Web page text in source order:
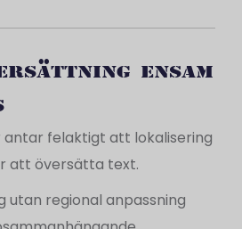
ensam
felaktigt att lokalisering
att översätta text.
utan regional anpassning